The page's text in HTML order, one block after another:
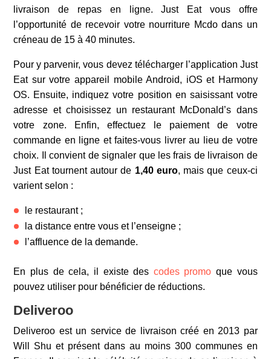
livraison de repas en ligne. Just Eat vous offre
l’opportunité de recevoir votre nourriture Mcdo dans un
créneau de 15 à 40 minutes.
Pour y parvenir, vous devez télécharger l’application Just
Eat sur votre appareil mobile Android, iOS et Harmony
OS. Ensuite, indiquez votre position en saisissant votre
adresse et choisissez un restaurant McDonald’s dans
votre zone. Enfin, effectuez le paiement de votre
commande en ligne et faites-vous livrer au lieu de votre
choix. Il convient de signaler que les frais de livraison de
Just Eat tournent autour de 1,40 euro, mais que ceux-ci
varient selon :
le restaurant ;
la distance entre vous et l’enseigne ;
l’affluence de la demande.
En plus de cela, il existe des codes promo que vous
pouvez utiliser pour bénéficier de réductions.
Deliveroo
Deliveroo est un service de livraison créé en 2013 par
Will Shu et présent dans au moins 300 communes en